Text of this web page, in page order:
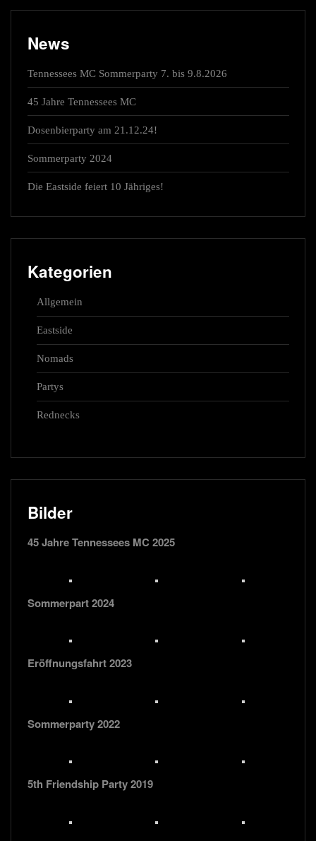
News
Tennessees MC Sommerparty 7. bis 9.8.2026
45 Jahre Tennessees MC
Dosenbierparty am 21.12.24!
Sommerparty 2024
Die Eastside feiert 10 Jähriges!
Kategorien
Allgemein
Eastside
Nomads
Partys
Rednecks
Bilder
45 Jahre Tennessees MC 2025
Sommerpart 2024
Eröffnungsfahrt 2023
Sommerparty 2022
5th Friendship Party 2019